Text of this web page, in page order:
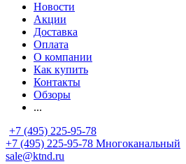
Новости
Акции
Доставка
Оплата
О компании
Как купить
Контакты
Обзоры
...
+7 (495) 225-95-78
+7 (495) 225-95-78 Многоканальный
sale@ktnd.ru